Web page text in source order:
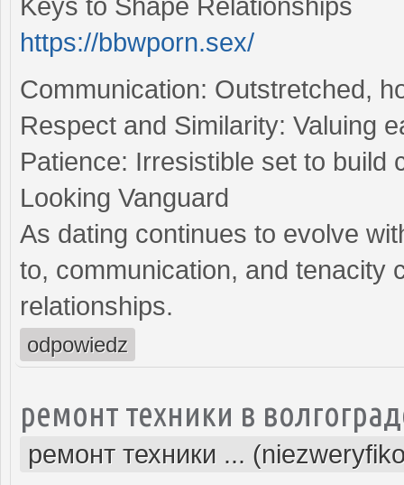
Keys to Shape Relationships
https://bbwporn.sex/
Communication: Outstretched,
Respect and Similarity: Valuing
Patience: Irresistible set to build
Looking Vanguard
As dating continues to evolve
to, communication, and tenacity
relationships.
odpowiedz
ремонт техники в
ремонт техники ...